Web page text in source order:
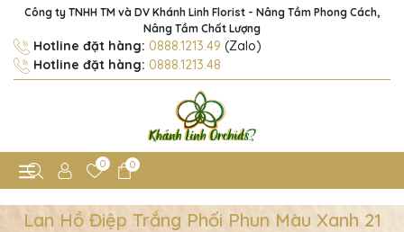
Công ty TNHH TM và DV Khánh Linh Florist - Nâng Tầm Phong Cách,
Nâng Tầm Chất Lượng
Hotline đặt hàng: 0888.1213.49 (Zalo)
Hotline đặt hàng: 0888.1213.48
0 0
Lan Hồ Điệp Trắng Phối Phun Màu Xanh 21